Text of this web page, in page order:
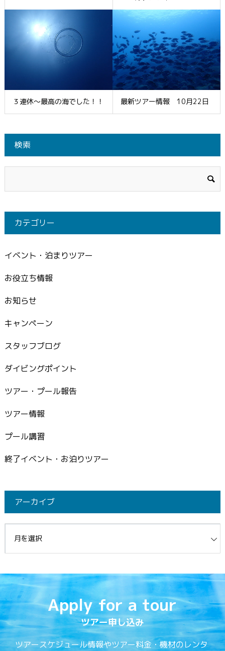
３連休～最高の海でした！！ 最新ツアー情報 10月22日
検索
カテゴリー
イベント・泊まりツアー
お役立ち情報
お知らせ
キャンペーン
スタッフブログ
ダイビングポイント
ツアー・プール報告
ツアー情報
プール講習
終了イベント・お泊りツアー
アーカイブ
Apply for a tour
ツアー申し込み
ツアースケジュール情報やツアー料金・機材のレンタ